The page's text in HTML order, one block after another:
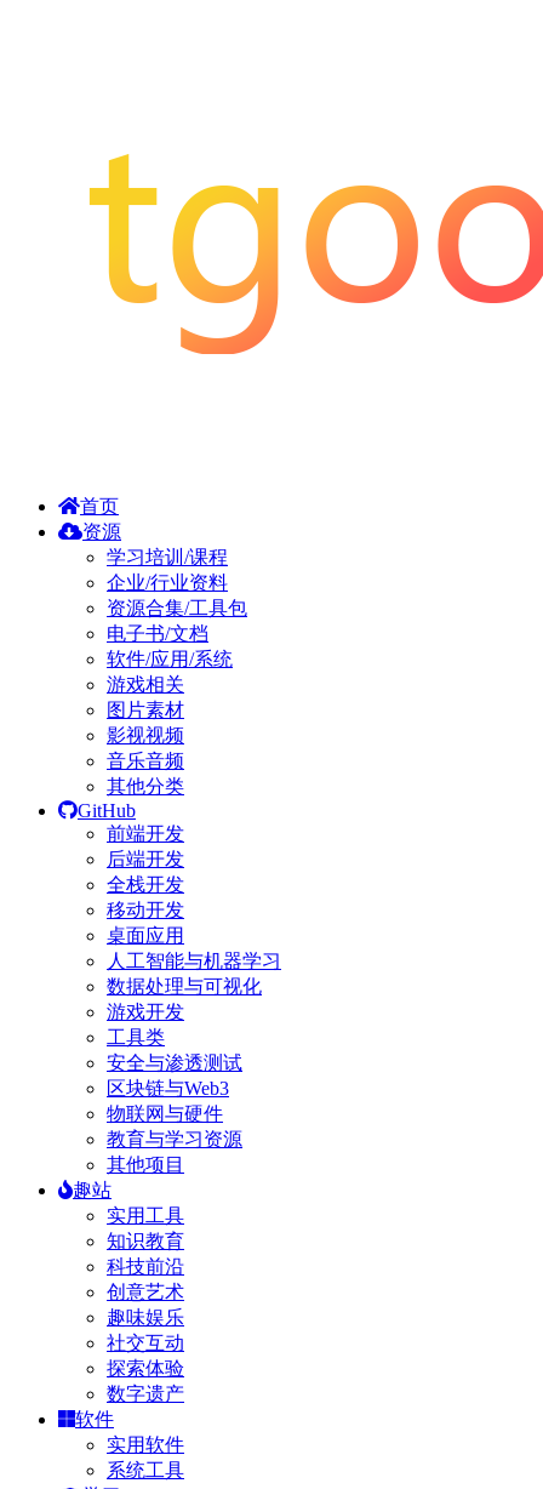
首页
资源
学习培训/课程
企业/行业资料
资源合集/工具包
电子书/文档
软件/应用/系统
游戏相关
图片素材
影视视频
音乐音频
其他分类
GitHub
前端开发
后端开发
全栈开发
移动开发
桌面应用
人工智能与机器学习
数据处理与可视化
游戏开发
工具类
安全与渗透测试
区块链与Web3
物联网与硬件
教育与学习资源
其他项目
趣站
实用工具
知识教育
科技前沿
创意艺术
趣味娱乐
社交互动
探索体验
数字遗产
软件
实用软件
系统工具